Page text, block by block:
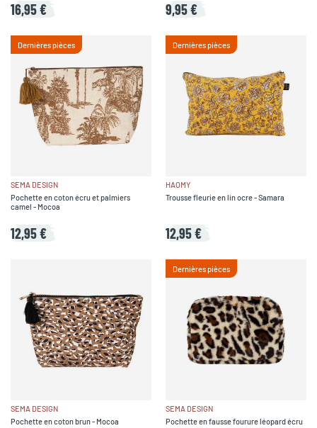
16,95 € 9,95 €
Dernières pièces
SEMA DESIGN
Pochette en coton écru et palmiers
camel - Mocoa
12,95 €
Dernières pièces
HAOMY
Trousse fleurie en lin ocre - Samara
12,95 €
SEMA DESIGN
Pochette en coton brun - Mocoa
Dernières pièces
SEMA DESIGN
Pochette en fausse fourure léopard écru